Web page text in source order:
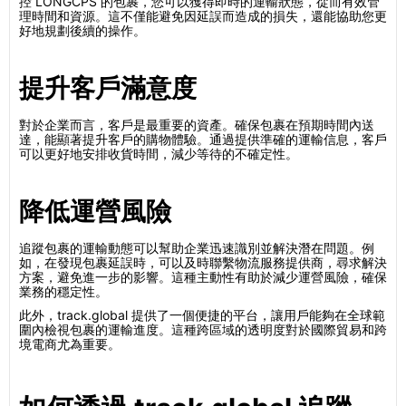
理時間和資源。這不僅能避免因延誤而造成的損失，還能協助您更
好地規劃後續的操作。
提升客戶滿意度
對於企業而言，客戶是最重要的資產。確保包裹在預期時間內送
達，能顯著提升客戶的購物體驗。通過提供準確的運輸信息，客戶
可以更好地安排收貨時間，減少等待的不確定性。
降低運營風險
追蹤包裹的運輸動態可以幫助企業迅速識別並解決潛在問題。例
如，在發現包裹延誤時，可以及時聯繫物流服務提供商，尋求解決
方案，避免進一步的影響。這種主動性有助於減少運營風險，確保
業務的穩定性。
此外，track.global 提供了一個便捷的平台，讓用戶能夠在全球範
圍內檢視包裹的運輸進度。這種跨區域的透明度對於國際貿易和跨
境電商尤為重要。